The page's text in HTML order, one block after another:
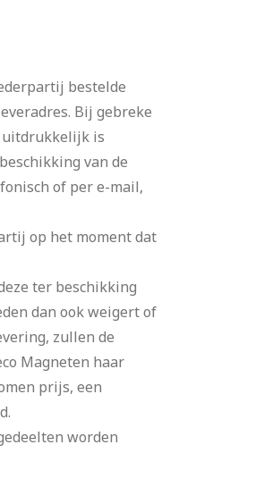
bestelde
Bij gebreke
uitdrukkelijk is
van de
of per e-mail,
op het moment dat
ter beschikking
dan ook weigert of
zullen de
Magneten haar
prijs, een
worden